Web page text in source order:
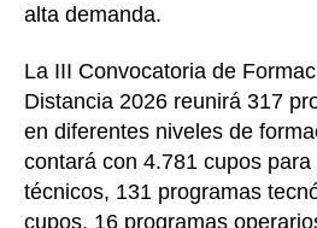
alta demanda.
La III Convocatoria de
Distancia 2026 reunirá 317
en diferentes niveles de
contará con 4.781 cupos
técnicos, 131 programas
cupos, 16 programas